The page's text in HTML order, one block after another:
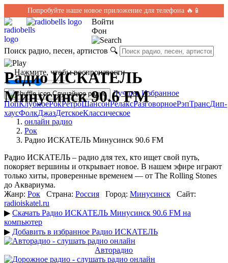
Попробуйте наше новое приложение для телефона 🔥📱
Войти
Фон
Поиск радио, песен, артистов 🔍
← Нажмите, чтобы воспроизвести
Случайное радио Лучшее Избранное
ПопКлубноеРокРетроШансонРелаксРазговорноеРэпТрансДип-
хаусФолкДжазДетскоеКлассическое
Радио ИСКАТЕЛЬ
Минусинск 90.6 FM
онлайн радио
Рок
Радио ИСКАТЕЛЬ Минусинск 90.6 FM
Радио ИСКАТЕЛЬ – радио для тех, кто ищет свой путь,
покоряет вершины и открывает новое. В нашем эфире играют
только хиты, проверенные временем — от The Rolling Stones
до Аквариума.
Жанр: Рок Страна: Россия Город: Минусинск
Сайт:
radioiskatel.ru
▶ Скачать Радио ИСКАТЕЛЬ Минусинск 90.6 FM на
компьютер
▶ Добавить в избранное Радио ИСКАТЕЛЬ
Авторадио